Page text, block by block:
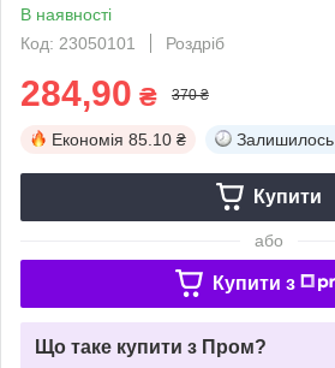
В наявності
Код: 23050101
Роздріб
284,90 ₴ 370 ₴
Економія 85.10 ₴ Залишилось
Купити
або
Купити з
Що таке купити з Пром?